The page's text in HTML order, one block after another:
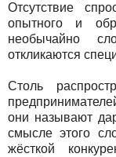
Отсутствие
опытного и
необычайно
откликаются
Столь
они называют
смысле этого
жёсткой